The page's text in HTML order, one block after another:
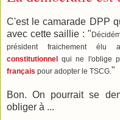
C'est le camarade DPP
avec cette saillie : "
président fraichement
constitutionnel qui ne l'oblige
français pour adopter le TSCG."
Bon. On pourrait se
obliger à ...